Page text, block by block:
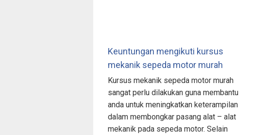
Keuntungan mengikuti kursus
mekanik sepeda motor murah
Kursus mekanik sepeda motor murah
sangat perlu dilakukan guna membantu
anda untuk meningkatkan keterampilan
dalam membongkar pasang alat – alat
mekanik pada sepeda motor. Selain